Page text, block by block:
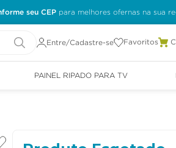
seu CEP
Entre/Cadastre-se Favoritos
PAINEL RIPADO PARA TV